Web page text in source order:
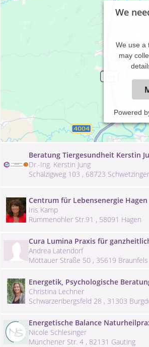
We
We use a
may
Powered
Andrea Schlund, Heilpraktikerin
Andrea Schlund
Hans-Huber-Str. , 93049 Regensburg
Beratung Tiergesundheit Kerstin
Dr.-Ing. Kerstin Jung
Schälzigweg 103 , 68723
Centrum für Lebensenergie Hagen
Iris Kamp
Rummenohler Str.91 , 58091 Hagen
Cura Lumina Praxis für
Andrea Latendorf
Möttauer Straße 50 , 35619 Braunfels
Energetik, Psychologische
Christina Lechner
Schwarzenbergsfeld 28 , 31303
Energetische Balance
Nicole Schlesinger
Münchener Str. 4 , 82131 Gauting